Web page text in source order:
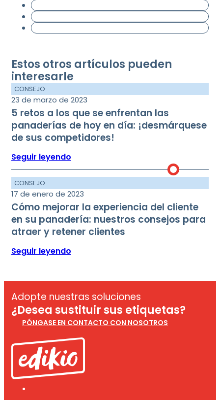
Estos otros artículos pueden
interesarle
CONSEJO
23 de marzo de 2023
5 retos a los que se enfrentan las
panaderías de hoy en día: ¡desmárquese
de sus competidores!
Seguir leyendo
CONSEJO
17 de enero de 2023
Cómo mejorar la experiencia del cliente
en su panadería: nuestros consejos para
atraer y retener clientes
Seguir leyendo
Adopte nuestras soluciones
¿Desea sustituir sus etiquetas?
PÓNGASE EN CONTACTO CON NOSOTROS